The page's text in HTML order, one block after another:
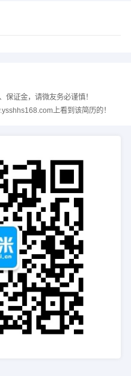
保证金，请微友务必谨慎！
上看到该简历的！